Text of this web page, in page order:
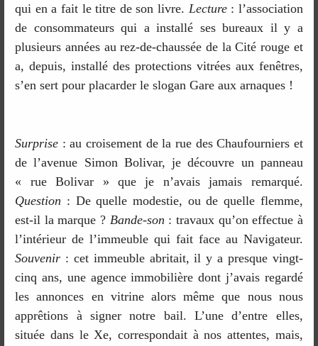
qui en a fait le titre de son livre. Lecture: l’association
de consommateurs qui a installé ses bureaux il y a
plusieurs années au rez-de-chaussée de la Cité rouge et
a, depuis, installé des protections vitrées aux fenêtres,
s’en sert pour placarder le slogan Gare aux arnaques !
Surprise : au croisement de la rue des Chaufourniers et
de l’avenue Simon Bolivar, je découvre un panneau
« rue Bolivar » que je n’avais jamais remarqué.
Question : De quelle modestie, ou de quelle flemme,
est-il la marque ? Bande-son : travaux qu’on effectue à
l’intérieur de l’immeuble qui fait face au Navigateur.
Souvenir : cet immeuble abritait, il y a presque vingt-
cinq ans, une agence immobilière dont j’avais regardé
les annonces en vitrine alors même que nous nous
apprêtions à signer notre bail. L’une d’entre elles,
située dans le Xe, correspondait à nos attentes, mais,